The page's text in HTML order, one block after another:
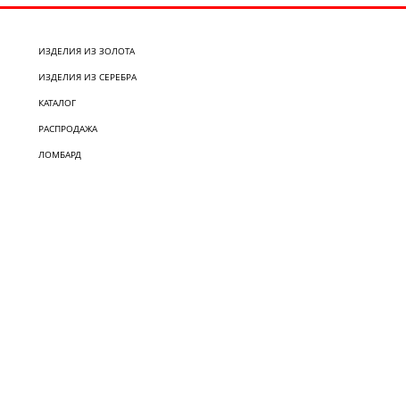
ИЗДЕЛИЯ ИЗ ЗОЛОТА
ИЗДЕЛИЯ ИЗ СЕРЕБРА
КАТАЛОГ
РАСПРОДАЖА
ЛОМБАРД